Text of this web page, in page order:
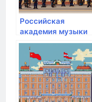
Российская
академия музыки
им. Гнесиных